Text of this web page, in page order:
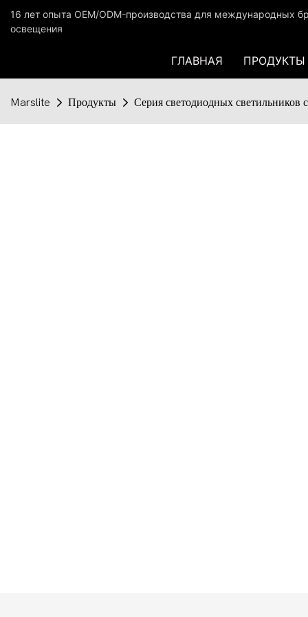
16 лет опыта OEM/ODM-производства для международных
освещения
ГЛАВНАЯ ПРОДУКТЫ
Marslite Продукты Серия светодиодных светильников